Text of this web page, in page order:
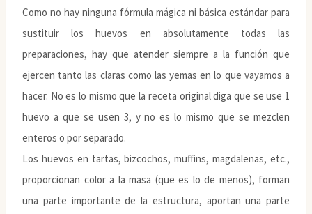
Como no hay ninguna fórmula mágica ni básica estándar para
sustituir los huevos en absolutamente todas las
preparaciones, hay que atender siempre a la función que
ejercen tanto las claras como las yemas en lo que vayamos a
hacer. No es lo mismo que la receta original diga que se use 1
huevo a que se usen 3, y no es lo mismo que se mezclen
enteros o por separado.
Los huevos en tartas, bizcochos, muffins, magdalenas, etc.,
proporcionan color a la masa (que es lo de menos), forman
una parte importante de la estructura, aportan una parte